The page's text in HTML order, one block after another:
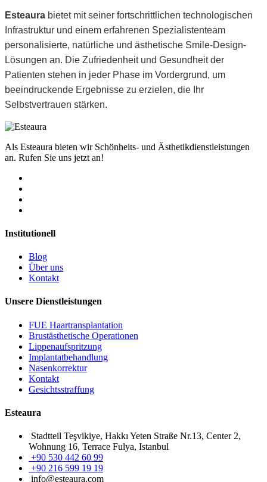
Esteaura bietet mit seiner fortschrittlichen technologischen
Infrastruktur und einem erfahrenen Spezialistenteam
personalisierte, natürliche und ästhetische Smile-Design-
Lösungen an. Die Zufriedenheit und Gesundheit der
Patienten stehen in jeder Phase im Vordergrund, um
beeindruckende Ergebnisse zu erzielen, die Ihr
Selbstvertrauen stärken.
Als Esteaura bieten wir Schönheits- und Ästhetikdienstleistungen
an. Rufen Sie uns jetzt an!
Institutionell
Blog
Über uns
Kontakt
Unsere Dienstleistungen
FUE Haartransplantation
Brustästhetische Operationen
Lippenaufspritzung
Implantatbehandlung
Nasenkorrektur
Kontakt
Gesichtsstraffung
Esteaura
Stadtteil Teşvikiye, Hakkı Yeten Straße Nr.13, Center 2,
Wohnung 16, Terrace Fulya, Istanbul
+90 530 442 60 99
+90 216 599 19 19
info@esteaura.com